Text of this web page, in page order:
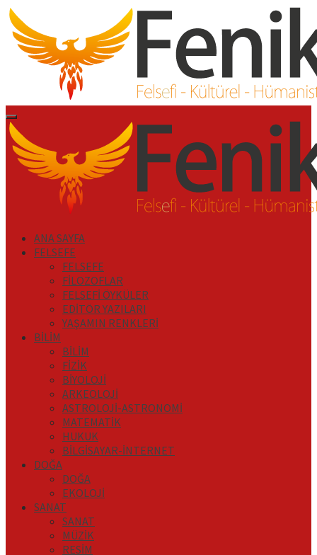
İçeriği
Geç
Primary
Menu
ANA SAYFA
FELSEFE
FELSEFE
FİLOZOFLAR
FELSEFİ ÖYKÜLER
EDİTÖR YAZILARI
YAŞAMIN RENKLERİ
BİLİM
BİLİM
FİZİK
BİYOLOJİ
ARKEOLOJİ
ASTROLOJİ-ASTRONOMİ
MATEMATİK
HUKUK
BİLGİSAYAR-İNTERNET
DOĞA
DOĞA
EKOLOJİ
SANAT
SANAT
MÜZİK
RESİM